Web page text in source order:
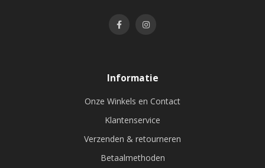
Informatie
Onze Winkels en Contact
Klantenservice
Verzenden & retourneren
Betaalmethoden